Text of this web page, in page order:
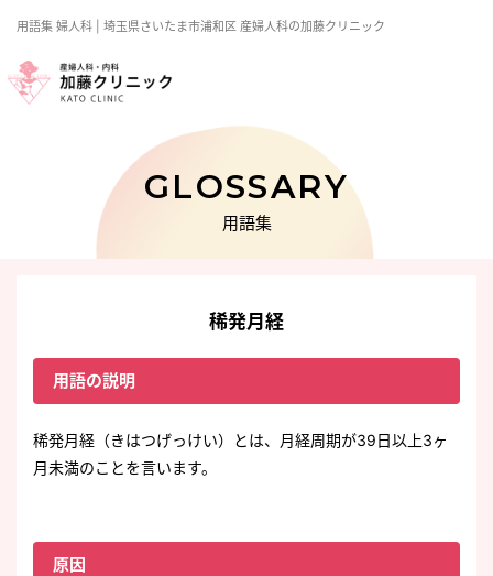
用語集 婦人科 | 埼玉県さいたま市浦和区 産婦人科の加藤クリニック
GLOSSARY
用語集
稀発月経
用語の説明
稀発月経（きはつげっけい）とは、月経周期が39日以上3ヶ
月未満のことを言います。
原因